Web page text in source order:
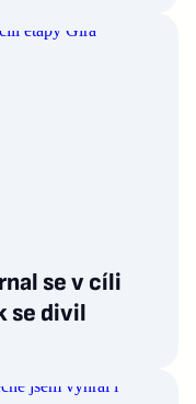
se v cíli
se divil